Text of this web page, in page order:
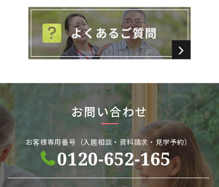
お問い合わせ
お客様専用番号（入居相談・資料請求・見学予約）
0120-652-165